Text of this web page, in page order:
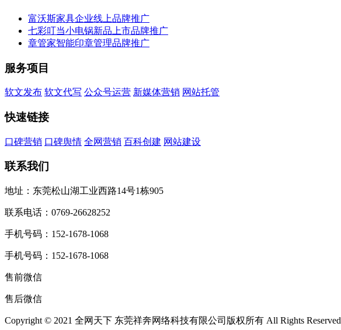
富沃斯家具企业线上品牌推广
七彩叮当小电锅新品上市品牌推广
章管家智能印章管理品牌推广
服务项目
软文发布 软文代写 公众号运营 新媒体营销 网站托管
快速链接
口碑营销 口碑舆情 全网营销 百科创建 网站建设
联系我们
地址：东莞松山湖工业西路14号1栋905
联系电话：0769-26628252
手机号码：152-1678-1068
手机号码：152-1678-1068
售前微信
售后微信
Copyright © 2021 全网天下 东莞祥奔网络科技有限公司版权所有 All Rights Reserved